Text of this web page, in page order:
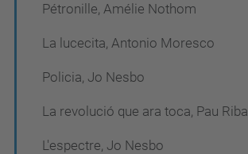
Pétronille, Amélie Nothom
La lucecita, Antonio Moresco
Policia, Jo Nesbo
La revolució que ara toca, Pau Riba
L'espectre, Jo Nesbo